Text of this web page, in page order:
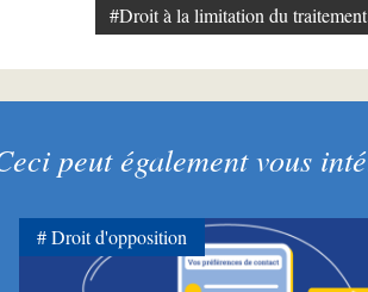
#Droit à la limitation du traitement
peut également vous
Droit d'opposition